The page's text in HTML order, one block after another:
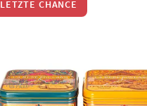
LETZTE CHANCE